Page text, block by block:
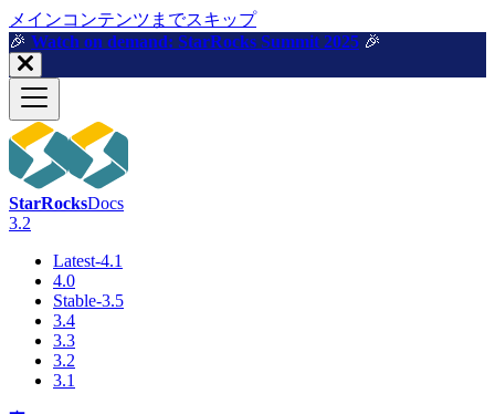
メインコンテンツまでスキップ
🎉️ Watch on demand: StarRocks Summit 2025 🎉️
StarRocksDocs
3.2
Latest-4.1
4.0
Stable-3.5
3.4
3.3
3.2
3.1